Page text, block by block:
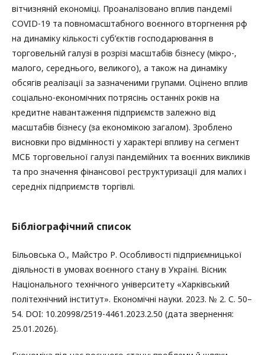
вітчизняній економіці. Проаналізовано вплив пандемії
COVID-19 та повномасштабного воєнного вторгнення рф
на динаміку кількості суб’єктів господарювання в
торговельній галузі в розрізі масштабів бізнесу (мікро-,
малого, середнього, великого), а також на динаміку
обсягів реалізації за зазначеними групами. Оцінено вплив
соціально-економічних потрясінь останніх років на
кредитне навантаження підприємств залежно від
масштабів бізнесу (за економікою загалом). Зроблено
висновки про відмінності у характері впливу на сегмент
МСБ торговельної галузі пандемійних та воєнних викликів
та про значення фінансової реструктуризації для малих і
середніх підприємств торгівлі.
Бібліографічний список
Більовська О., Майстро Р. Особливості підприємницької
діяльності в умовах воєнного стану в Україні. Вісник
Національного технічного університету «Харківський
політехнічний інститут». Економічні науки. 2023. № 2. С. 50–
54. DOI: 10.20998/2519-4461.2023.2.50 (дата звернення:
25.01.2026).